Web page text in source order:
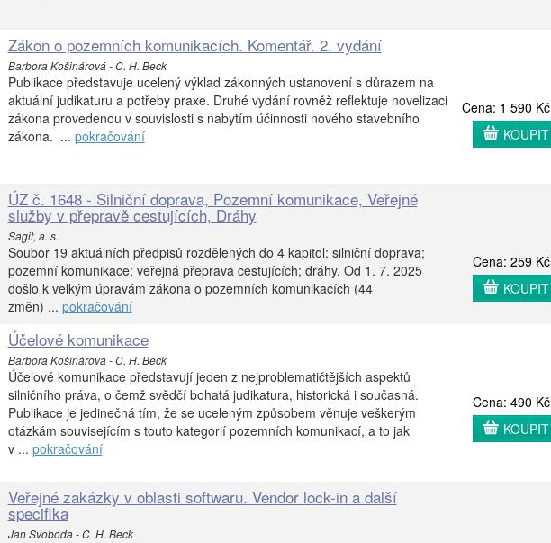
Zákon o pozemních komunikacích. Komentář. 2. vydání
Barbora Košinárová - C. H. Beck
Publikace představuje ucelený výklad zákonných ustanovení s důrazem na
aktuální judikaturu a potřeby praxe. Druhé vydání rovněž reflektuje novelizaci
zákona provedenou v souvislosti s nabytím účinnosti nového stavebního
zákona. ... pokračování
Cena: 1 590 Kč
KOUPIT
ÚZ č. 1648 - Silniční doprava, Pozemní komunikace, Veřejné
služby v přepravě cestujících, Dráhy
Sagit, a. s.
Soubor 19 aktuálních předpisů rozdělených do 4 kapitol: silniční doprava;
pozemní komunikace; veřejná přeprava cestujících; dráhy. Od 1. 7. 2025
došlo k velkým úpravám zákona o pozemních komunikacích (44
změn) ... pokračování
Cena: 259 Kč
KOUPIT
Účelové komunikace
Barbora Košinárová - C. H. Beck
Účelové komunikace představují jeden z nejproblematičtějších aspektů
silničního práva, o čemž svědčí bohatá judikatura, historická i současná.
Publikace je jedinečná tím, že se uceleným způsobem věnuje veškerým
otázkám souvisejícím s touto kategorií pozemních komunikací, a to jak
v ... pokračování
Cena: 490 Kč
KOUPIT
Veřejné zakázky v oblasti softwaru. Vendor lock-in a další
specifika
Jan Svoboda - C. H. Beck